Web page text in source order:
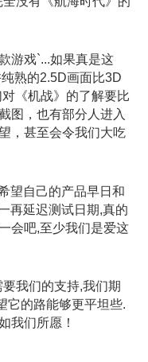
游戏`...如果真是这
熟的2.5D画面比3D
《机战》的了解要比
图，也有部分人进入
，甚至会令我们大吃
望自己的产品早日和
再延迟测试日期,真的
会吧,至少我们是爱这
我们的支持,我们期
它的路能够更平坦些.
我们所愿！